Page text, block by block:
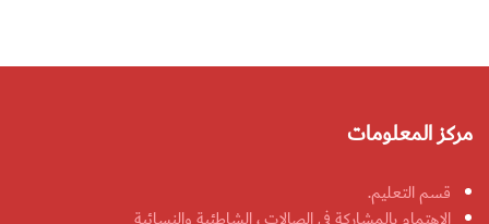
مركز المعلومات
قسم التعليم.